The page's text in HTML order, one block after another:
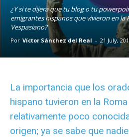
¿Y si te dijera que tu blog o tu
emigrantes hispanos que vivieron en la
Vespasiano?
Por Víctor Sánchez del Real - 21 July,
La importancia que los
hispano tuvieron en la
relativamente poco
origen; ya se sabe que